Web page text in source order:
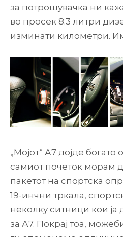
за потрошувачка ни
во просек 8.3 литри
изминати километри.
„Мојот“ А7 дојде
самиот почеток морам
пакетот на спортска
19-инчни тркала,
неколку ситници кои ја
за А7. Покрај тоа,